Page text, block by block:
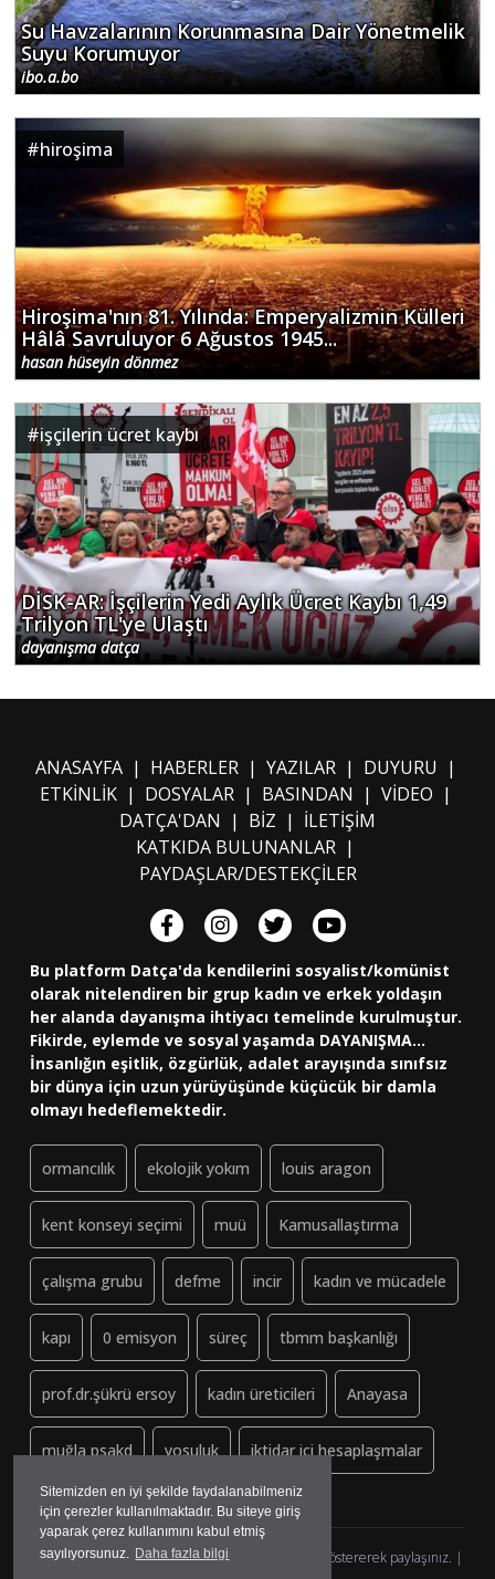
Sitemizden en iyi şekilde faydalanabilmeniz
için çerezler kullanılmaktadır. Bu siteye giriş
yaparak çerez kullanımını kabul etmiş
sayılıyorsunuz. Daha fazla bilgi
Su Havzalarının Korunmasına Dair Yönetmelik
Suyu Korumuyor
ibo.a.bo
#hiroşima
Hiroşima'nın 81. Yılında: Emperyalizmin Külleri
Hâlâ Savruluyor 6 Ağustos 1945...
hasan hüseyin dönmez
#işçilerin ücret kaybı
DİSK-AR: İşçilerin Yedi Aylık Ücret Kaybı 1,49
Trilyon TL'ye Ulaştı
dayanışma datça
ANASAYFA| HABERLER| YAZILAR| DUYURU |
ETKİNLİK| DOSYALAR| BASINDAN | VİDEO |
DATÇA'DAN | BİZ | İLETİŞİM
KATKIDA BULUNANLAR |
PAYDAŞLAR/DESTEKÇİLER
Bu platform Datça'da kendilerini sosyalist/komünist
olarak nitelendiren bir grup kadın ve erkek yoldaşın
her alanda dayanışma ihtiyacı temelinde kurulmuştur.
Fikirde, eylemde ve sosyal yaşamda DAYANIŞMA...
İnsanlığın eşitlik, özgürlük, adalet arayışında sınıfsız
bir dünya için uzun yürüyüşünde küçücük bir damla
olmayı hedeflemektedir.
ormancılık ekolojik yokım louis aragon
kent konseyi seçimi muü Kamusallaştırma
çalışma grubu defme incir kadın ve mücadele
kapı 0 emisyon süreç tbmm başkanlığı
prof.dr.şükrü ersoy kadın üreticileri Anayasa
muğla psakd yosuluk iktidar içi hesaplaşmalar
Dayanisma-Datca.org (ↄ) Copyleft - Lütfen kaynak göstererek paylaşınız. |